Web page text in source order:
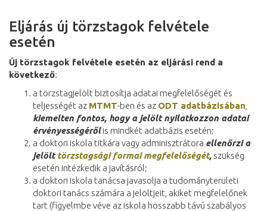
Eljárás új törzstagok felvétele
esetén
Új törzstagok felvétele esetén az eljárási rend a
következő:
a törzstagjelölt biztosítja adatai megfelelőségét és
teljességét az MTMT-ben és az ODT adatbázisában
kiemelten fontos, hogy a jelölt nyilatkozzon adatai
érvényességérőlis mindkét adatbázis esetén;
a doktori iskola titkára vagy adminisztrátora ellenőrzi a
jelölttörzstagsági formai megfelelőségét, szükség
esetén intézkedik a javításról;
a doktori iskola tanácsa javasolja a tudományterületi
doktori tanács számára a jelöltjeit, akiket megfelelőnek
tart (figyelmbe véve az iskola hosszabb távú szabályos